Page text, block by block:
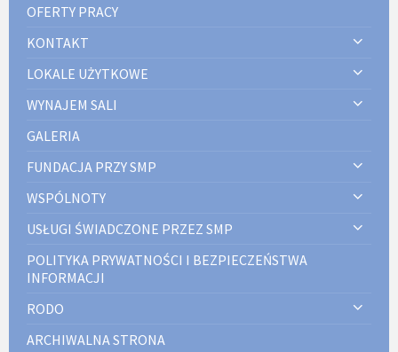
OFERTY PRACY
KONTAKT
LOKALE UŻYTKOWE
WYNAJEM SALI
GALERIA
FUNDACJA PRZY SMP
WSPÓLNOTY
USŁUGI ŚWIADCZONE PRZEZ SMP
POLITYKA PRYWATNOŚCI I BEZPIECZEŃSTWA
INFORMACJI
RODO
ARCHIWALNA STRONA